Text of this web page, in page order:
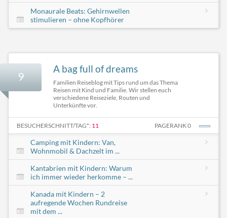
Monaurale Beats: Gehirnwellen
stimulieren – ohne Kopfhörer
9
A bag full of dreams
Familien Reiseblog mit Tips rund um das Thema
Reisen mit Kind und Familie. Wir stellen euch
verschiedene Reiseziele, Routen und
Unterkünfte vor.
BESUCHERSCHNITT/TAG*: 11 PAGERANK 0
Camping mit Kindern: Van,
Wohnmobil & Dachzelt im ...
Kantabrien mit Kindern: Warum
ich immer wieder herkomme – ...
Kanada mit Kindern – 2
aufregende Wochen Rundreise
mit dem ...